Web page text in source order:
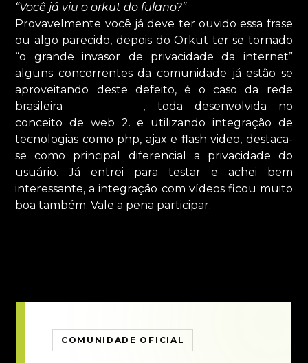
“Você já viu o orkut do fulano?”
Provavelmente você já deve ter ouvido essa frase
ou algo parecido, depois do Orkut ter se tornado
“o grande invasor de privacidade da internet”
alguns concorrentes da comunidade já estão se
aproveitando deste defeito, é o caso da rede
brasileira
, toda desenvolvida no
conceito de web 2. e utilizando integração de
tecnologias como php, ajax e flash video, destaca-
se como principal diferencial a privacidade do
usuário. Já entrei para testar e achei bem
interessante, a integração com vídeos ficou muito
boa também. Vale a pena participar.
COMUNIDADE OFICIAL